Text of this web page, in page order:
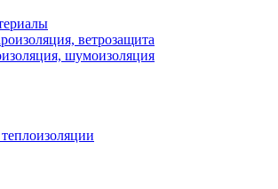
ветрозащита
шумоизоляция